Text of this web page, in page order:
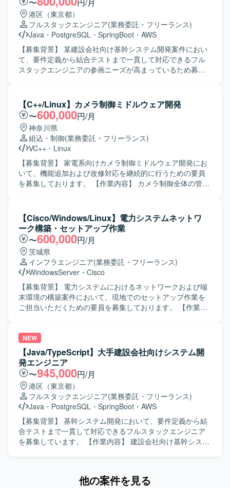
ら試験まで一貫して主体的に対応できる方を求めておりま
す。チームメンバーや関係者と円滑にコミュニケーション
を取りながら、品質とスケジュールの両立を意識して取り
組んでいただける方が望ましいです。 【ポジションの魅
力】 大規模な決済サービスの刷新プロジェクトに参画して
いただけるため、決済領域での業務知識や大規模システム
開発の経験を積むことができます。詳細設計以降の工程を
【開発環境】 Java（SpringBoot）を用いたバックエンド開
発環境にて、AWS上でシステムを構築・開発していただき
ます。ウォータフォール型の開発プロセスを採用してお
り、各工程ごとに成果物レビューや試験を行う体制となっ
ております。
港区（東京都）
フルスタックエンジニア(業務委託・フリーランス)
Java ・ PostgreSQL ・ SpringBoot ・ AWS
【募集背景】 某建設会社向け基幹システム開発案件におい
て、要件定義から結合テストまで一貫して対応できるフル
スタックエンジニアの参画ニーズが高まっているため募集
をご担当いただきます。バックエンドとフロントエンドの
両方に携わり、システム全体を見通した開発を行っていた
だきます。 【求める人物像】 前向きに業務へ取り組み、キ
ャッチアップや技術向上に積極的な方を求めております。
関係者と連携しながら主体的に動ける方にマッチしたポジ
ションです。 【ポジションの魅力】 基幹システム開発にお
いて要件定義から結合テストまで一貫して携わることがで
きるため、上流から下流まで幅広い工程を経験できます。
バックエンドとフロントエンドの両方に関わることで、フ
Java(Springboot)、フロントエンドはTypeScript(React)、
インフラはAWS、データベースはPostglesSQLを利用した
環境で開発を行います。
【C++/Linux】カメラ制御ミドルウェア開発
〜600,000円/月
神奈川県
組込・制御(業務委託・フリーランス)
VC++ ・ Linux
【募集背景】 家電系向けカメラ制御ミドルウェア開発にお
いて、機能追加および改修対応を継続的に行うための要員
を募集しております。 【作業内容】 カメラ制御全体の管
ンズ制御、露出制御、認識など）と密に連携し、1フレーム
の画像データを整えていくための信号整理をマイクロ秒単
位で実施いたします。完全な新規開発ではなく、既存のベ
ースソフトに対して機能追加や修正を行っていただきま
す。基本設計、詳細設計、プログラミング、結合テスト、
総合テストまで一貫してご対応いただきます。 【求める人
物像】 能動的に作業を進めることができ、長期的に継続し
て取り組んでいただける方を求めております。日本語で技
術的なコミュニケーションが円滑に行え、仕様書を正確に
理解できる方を歓迎いたします。 【ポジションの魅力】 カ
携しながら高精度な画像処理制御を経験することができま
す。長期的なプロジェクトの中で、組込C++開発スキルやリ
アルタイム制御に関する知見を深めていただけます。 【開
発環境】 OSはLinux環境となり、組込C++を用いたカメラ
制御ミドルウェアの開発を行います。
【Cisco/Windows/Linux】電力システムネットワ
ーク構築・セットアップ作業
〜600,000円/月
茨城県
インフラエンジニア(業務委託・フリーランス)
WindowsServer ・ Cisco
【募集背景】 電力システムにおけるネットワークおよび端
末環境の構築案件において、現地でのセットアップ作業を
ご担当いただくための要員を募集しております。 【作業内
ます。Cisco CatalystやJuniper SRXなどのネットワーク機
器の設定を行い、WindowsやLinux環境でのルーティング設
定を実施していただきます。また、MDTを用いたタスクシ
ーケンスの作成およびMDT環境の構築を行っていただきま
す。 【求める人物像】 ネットワーク機器やOSの設定作業
に主体的に取り組み、仕様書を読み解きながら正確に構築
作業を進めていただける方を求めております。現地での作
業において、関係者と技術的な内容を日本語で円滑にコミ
ュニケーションできる方が望ましいです。 【ポジションの
魅力】 電力システムという社会インフラを支える領域で、
ネットワーク構築から端末セットアップまで一連の構築作
環境】 Cisco Catalyst、Juniper SRX、Windows系OS、
NEW
【Java/TypeScript】大手建設会社向けシステム開
発エンジニア
〜945,000円/月
港区（東京都）
フルスタックエンジニア(業務委託・フリーランス)
Java ・ PostgreSQL ・ SpringBoot ・ AWS
【募集背景】 基幹システム開発において、要件定義から結
合テストまで一貫して対応できるフルスタックエンジニア
を募集しています。 【作業内容】 建設会社向け基幹システ
ッチアップや技術向上に取り組める方を求めています。
他の案件を見る